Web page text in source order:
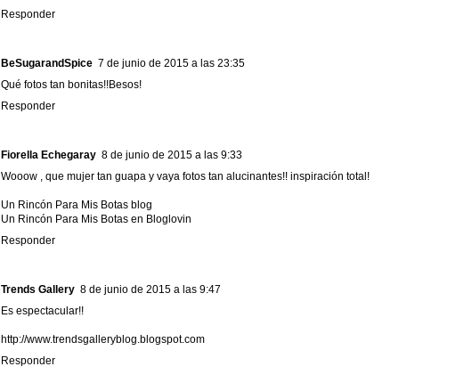
Responder
BeSugarandSpice 7 de junio de 2015 a las 23:35
Qué fotos tan bonitas!!Besos!
Responder
Fiorella Echegaray 8 de junio de 2015 a las 9:33
Wooow , que mujer tan guapa y vaya fotos tan alucinantes!! inspiración total!
Un Rincón Para Mis Botas blog
Un Rincón Para Mis Botas en Bloglovin
Responder
Trends Gallery 8 de junio de 2015 a las 9:47
Es espectacular!!
http://www.trendsgalleryblog.blogspot.com
Responder